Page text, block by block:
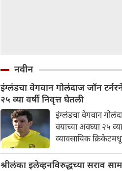
नवीन
इंग्लंडचा वेगवान गोलंदाज जॉन
२५ व्या वर्षी निवृत्त घेतली
इंग्लंडचा वेगवान
वयाच्या अवघ्या २५ व्या
व्यावसायिक
फक्त चार
श्रीलंका इलेव्हनविरुद्धच्या सराव